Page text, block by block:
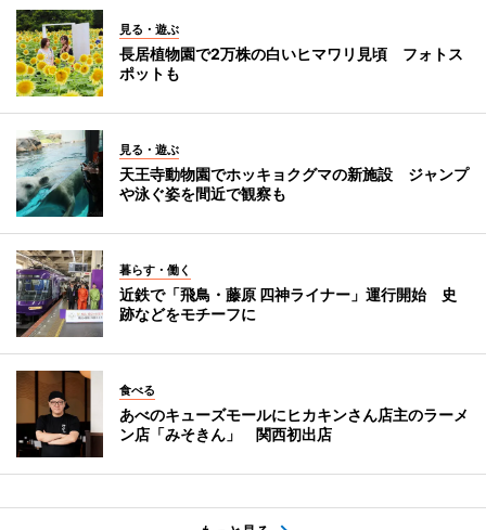
見る・遊ぶ
長居植物園で2万株の白いヒマワリ見頃 フォトス
ポットも
見る・遊ぶ
天王寺動物園でホッキョクグマの新施設 ジャンプ
や泳ぐ姿を間近で観察も
暮らす・働く
近鉄で「飛鳥・藤原 四神ライナー」運行開始 史
跡などをモチーフに
食べる
あべのキューズモールにヒカキンさん店主のラーメ
ン店「みそきん」 関西初出店